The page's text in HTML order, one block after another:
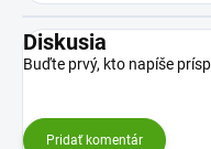
Diskusia
Buďte prvý, kto napíše
Pridať komentár